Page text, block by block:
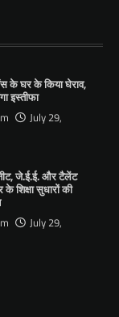
के घर के किया घेराव,
इस्तीफा
July 29,
नीट, जे.ई.ई. और टैलेंट
के शिक्षा सुधारों की
July 29,